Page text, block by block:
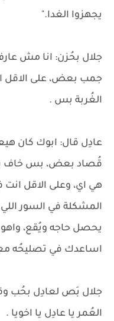
يجهزوا الغدا."
جلال بحُزن: انا مش
جمب بعض، على الاقل
الغُربة بس .
عادِل قال: ابوك كان
قُصاد بعض، بس خاف
هي اي، وعلى الاقل
المشكلة في السور
يحصل حاجه ويُقع،
اساعدك في تصليحُه
جلال بَص لعادِل بحُب
العُمر يا عادِل يا اخويا .